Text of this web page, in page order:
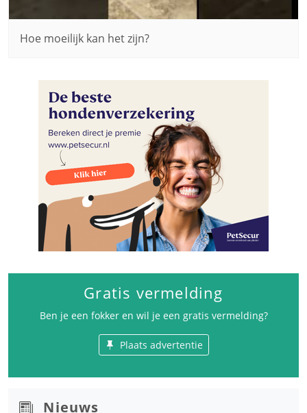
Hoe moeilijk kan het zijn?
Gratis vermelding
Ben je een fokker en wil je een gratis vermelding?
Plaats advertentie
Nieuws